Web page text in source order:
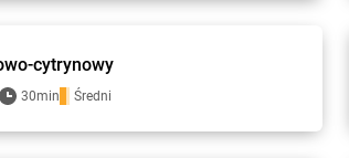
Lewiatanem
cytrynowy
30min Średni
Lewiatanem